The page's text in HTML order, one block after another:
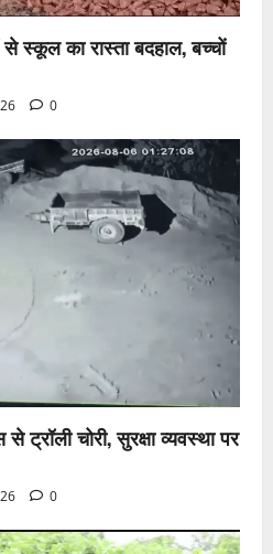
का रास्ता बदहाल, बच्चों
0
ट्रॉली चोरी, सुरक्षा व्यवस्था पर
0